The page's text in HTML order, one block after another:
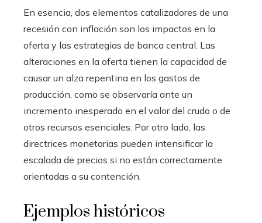
En esencia, dos elementos catalizadores de una
recesión con inflación son los impactos en la
oferta y las estrategias de banca central. Las
alteraciones en la oferta tienen la capacidad de
causar un alza repentina en los gastos de
producción, como se observaría ante un
incremento inesperado en el valor del crudo o de
otros recursos esenciales. Por otro lado, las
directrices monetarias pueden intensificar la
escalada de precios si no están correctamente
orientadas a su contención.
Ejemplos históricos